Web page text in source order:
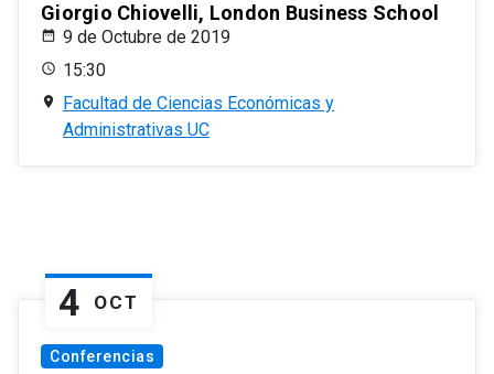
Giorgio Chiovelli, London Business School
9 de Octubre de 2019
15:30
Facultad de Ciencias Económicas y
Administrativas UC
4 OCT
Conferencias